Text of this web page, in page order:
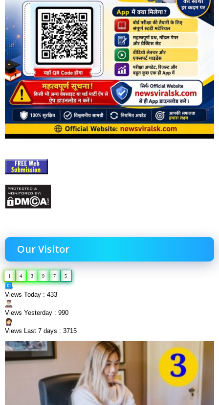
Our Visitor
1 4 3 9 7 5
Views Today : 433
Views Yesterday : 990
Views Last 7 days : 3715